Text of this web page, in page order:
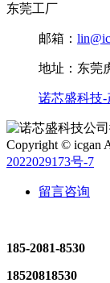
东莞工厂
邮箱：
地址：东莞
诺芯盛科技-
Copyright © icgan
2022029173号-7
留言咨询
185-2081-8530
18520818530